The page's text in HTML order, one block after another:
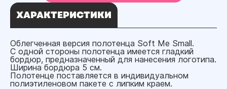
ХАРАКТЕРИСТИКИ
Облегченная версия полотенца Soft Me Small.
С одной стороны полотенца имеется гладкий
бордюр, предназначенный для нанесения логотипа.
Ширина бордюра 5 см.
Полотенце поставляется в индивидуальном
полиэтиленовом пакете с липким краем.